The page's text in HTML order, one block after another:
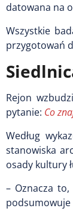
datowana na
Wszystkie
przygotowań
Rejon
pytanie: Co
Według
stanowiska
osady kultury
– Oznacza
podsumowuje